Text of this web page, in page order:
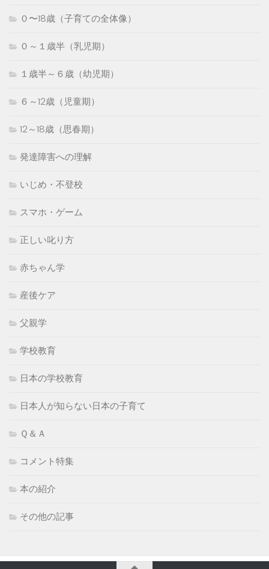
０〜18歳（子育ての全体像）
０～１歳半（乳児期）
１歳半～６歳（幼児期）
６～12歳（児童期）
12～18歳（思春期）
発達障害への理解
いじめ・不登校
スマホ・ゲーム
正しい叱り方
赤ちゃん学
産後ケア
父親学
学校教育
日本の学校教育
日本人が知らない日本の子育て
Ｑ＆Ａ
コメント特集
本の紹介
その他の記事